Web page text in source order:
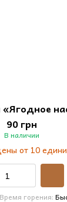
«Ягодное
90 грн
В наличии
от 10
Время горения